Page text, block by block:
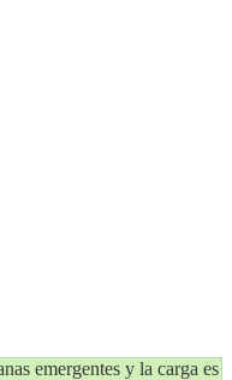
emergentes y la carga es